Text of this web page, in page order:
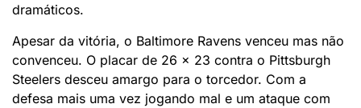
dramáticos.
Apesar da vitória, o Baltimore Ravens venceu mas não
convenceu. O placar de 26 x 23 contra o Pittsburgh
Steelers desceu amargo para o torcedor. Com a
defesa mais uma vez jogando mal e um ataque com